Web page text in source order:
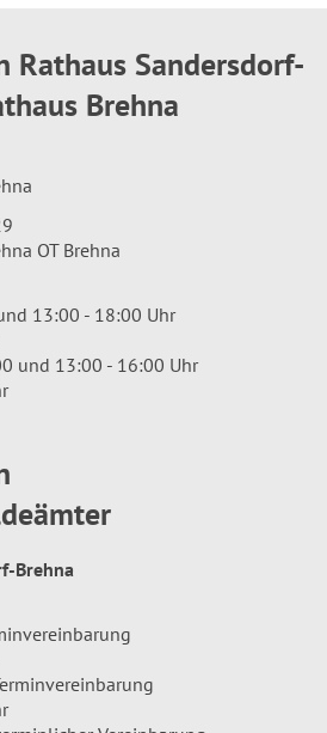
Rathaus Sandersdorf-
Brehna
OT Brehna
13:00 - 18:00 Uhr
und 13:00 - 16:00 Uhr
Brehna